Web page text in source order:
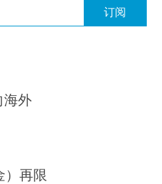
订阅
海外
）再限